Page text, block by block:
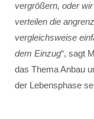
vergrößern, oder
verteilen die
vergleichsweise
dem Einzug“, sagt
das Thema Anbau
der Lebensphase